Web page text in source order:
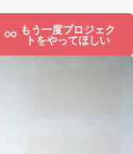
もう一度プロジェク
トをやってほしい